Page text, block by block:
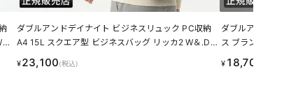
.
ダブルアンドデイナイト ビジネスリュック PC収納
A4 15L スクエア型 ビジネスバッグ リッカ2 W＆.Da
y/Night 19152
¥23,100(税込)
ダブルアンドデイ
ス ブランド 軽量
ビジネスバッグ
RN 20491
¥ 18,700